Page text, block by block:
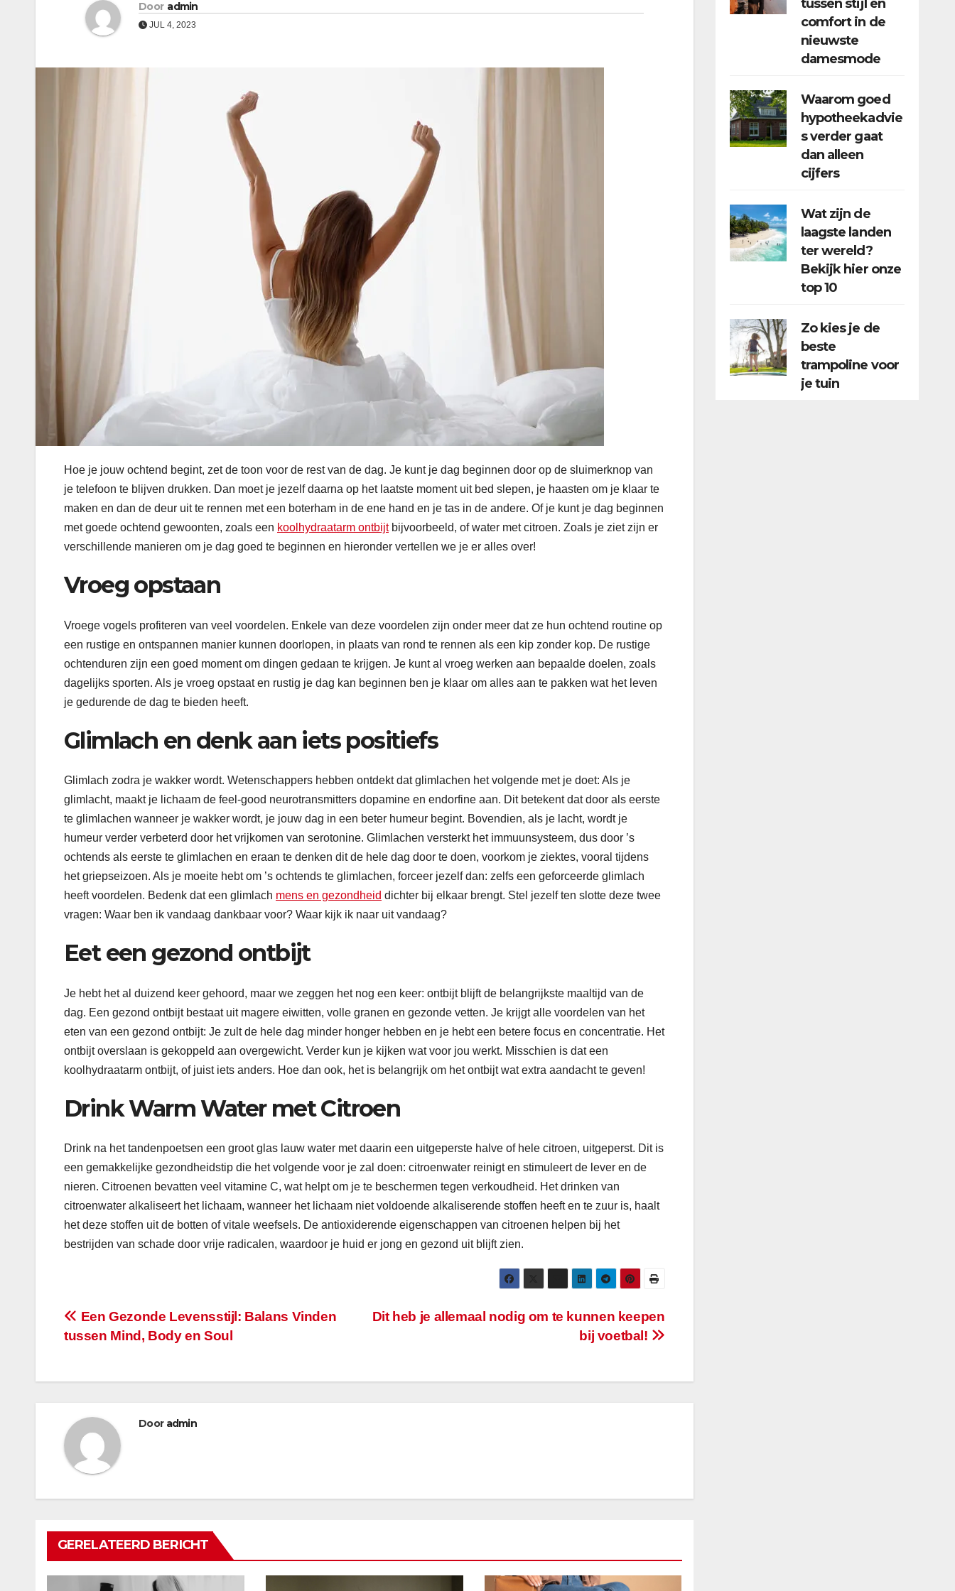
Door admin
JUL 4, 2023
Hoe je jouw ochtend begint, zet de toon voor de rest van de dag. Je kunt je dag beginnen door op de sluimerknop van
je telefoon te blijven drukken. Dan moet je jezelf daarna op het laatste moment uit bed slepen, je haasten om je klaar te
maken en dan de deur uit te rennen met een boterham in de ene hand en je tas in de andere. Of je kunt je dag beginnen
met goede ochtend gewoonten, zoals een koolhydraatarm ontbijtbijvoorbeeld, of water met citroen. Zoals je ziet zijn er
verschillende manieren om je dag goed te beginnen en hieronder vertellen we je er alles over!
Vroeg opstaan
Vroege vogels profiteren van veel voordelen. Enkele van deze voordelen zijn onder meer dat ze hun ochtend routine op
een rustige en ontspannen manier kunnen doorlopen, in plaats van rond te rennen als een kip zonder kop. De rustige
ochtenduren zijn een goed moment om dingen gedaan te krijgen. Je kunt al vroeg werken aan bepaalde doelen, zoals
dagelijks sporten. Als je vroeg opstaat en rustig je dag kan beginnen ben je klaar om alles aan te pakken wat het leven
je gedurende de dag te bieden heeft.
Glimlach en denk aan iets positiefs
Glimlach zodra je wakker wordt. Wetenschappers hebben ontdekt dat glimlachen het volgende met je doet: Als je
glimlacht, maakt je lichaam de feel-good neurotransmitters dopamine en endorfine aan. Dit betekent dat door als eerste
te glimlachen wanneer je wakker wordt, je jouw dag in een beter humeur begint. Bovendien, als je lacht, wordt je
humeur verder verbeterd door het vrijkomen van serotonine. Glimlachen versterkt het immuunsysteem, dus door ’s
ochtends als eerste te glimlachen en eraan te denken dit de hele dag door te doen, voorkom je ziektes, vooral tijdens
het griepseizoen. Als je moeite hebt om ’s ochtends te glimlachen, forceer jezelf dan: zelfs een geforceerde glimlach
heeft voordelen. Bedenk dat een glimlach mens en gezondheid dichter bij elkaar brengt. Stel jezelf ten slotte deze twee
vragen: Waar ben ik vandaag dankbaar voor? Waar kijk ik naar uit vandaag?
Eet een gezond ontbijt
Je hebt het al duizend keer gehoord, maar we zeggen het nog een keer: ontbijt blijft de belangrijkste maaltijd van de
dag. Een gezond ontbijt bestaat uit magere eiwitten, volle granen en gezonde vetten. Je krijgt alle voordelen van het
eten van een gezond ontbijt: Je zult de hele dag minder honger hebben en je hebt een betere focus en concentratie. Het
ontbijt overslaan is gekoppeld aan overgewicht. Verder kun je kijken wat voor jou werkt. Misschien is dat een
koolhydraatarm ontbijt, of juist iets anders. Hoe dan ook, het is belangrijk om het ontbijt wat extra aandacht te geven!
Drink Warm Water met Citroen
Drink na het tandenpoetsen een groot glas lauw water met daarin een uitgeperste halve of hele citroen, uitgeperst. Dit is
een gemakkelijke gezondheidstip die het volgende voor je zal doen: citroenwater reinigt en stimuleert de lever en de
nieren. Citroenen bevatten veel vitamine C, wat helpt om je te beschermen tegen verkoudheid. Het drinken van
citroenwater alkaliseert het lichaam, wanneer het lichaam niet voldoende alkaliserende stoffen heeft en te zuur is, haalt
het deze stoffen uit de botten of vitale weefsels. De antioxiderende eigenschappen van citroenen helpen bij het
bestrijden van schade door vrije radicalen, waardoor je huid er jong en gezond uit blijft zien.
Bericht
navigatie
Dit heb je allemaal nodig om te kunnen keepen
bij voetbal!
Een Gezonde Levensstijl: Balans Vinden
tussen Mind, Body en Soul
Door admin
GERELATEERD BERICHT
tussen stijl en
comfort in de
nieuwste
damesmode
Waarom goed
hypotheekadvie
s verder gaat
dan alleen
cijfers
Wat zijn de
laagste landen
ter wereld?
Bekijk hier onze
top 10
Zo kies je de
beste
trampoline voor
je tuin